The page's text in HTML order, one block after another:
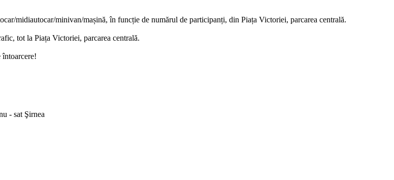
midiautocar/minivan/mașină, în funcție de numărul de participanți, din Piața Victoriei, parcarea centrală.
tot la Piața Victoriei, parcarea centrală.
- sat Şirnea